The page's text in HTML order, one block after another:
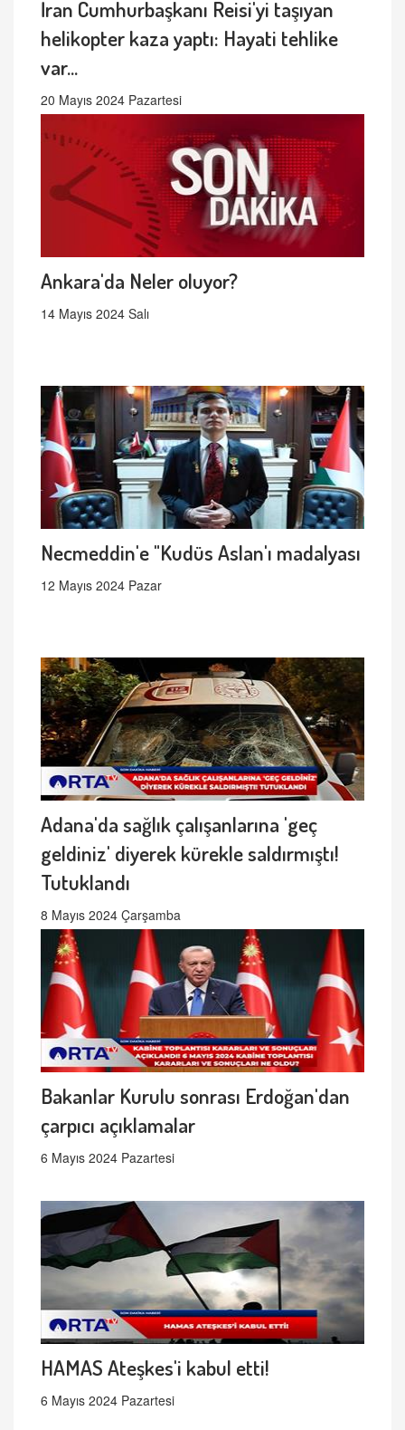
İran Cumhurbaşkanı Reisi'yi taşıyan
helikopter kaza yaptı: Hayati tehlike
var...
20 Mayıs 2024 Pazartesi
Ankara'da Neler oluyor?
14 Mayıs 2024 Salı
Necmeddin'e "Kudüs Aslan'ı madalyası
12 Mayıs 2024 Pazar
Adana'da sağlık çalışanlarına 'geç
geldiniz' diyerek kürekle saldırmıştı!
Tutuklandı
8 Mayıs 2024 Çarşamba
Bakanlar Kurulu sonrası Erdoğan'dan
çarpıcı açıklamalar
6 Mayıs 2024 Pazartesi
HAMAS Ateşkes'i kabul etti!
6 Mayıs 2024 Pazartesi